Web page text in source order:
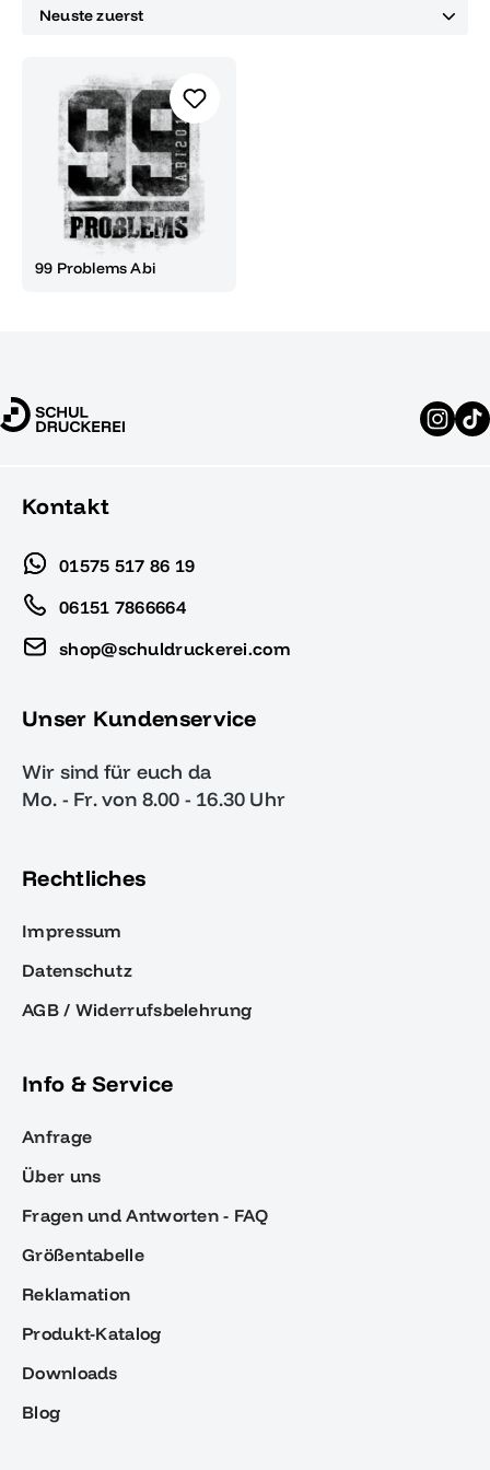
99 Problems Abi
Kontakt
01575 517 86 19
06151 7866664
shop@schuldruckerei.com
Unser Kundenservice
Wir sind für euch da
Mo. - Fr. von 8.00 - 16.30 Uhr
Rechtliches
Impressum
Datenschutz
AGB / Widerrufsbelehrung
Info & Service
Anfrage
Über uns
Fragen und Antworten - FAQ
Größentabelle
Reklamation
Produkt-Katalog
Downloads
Blog